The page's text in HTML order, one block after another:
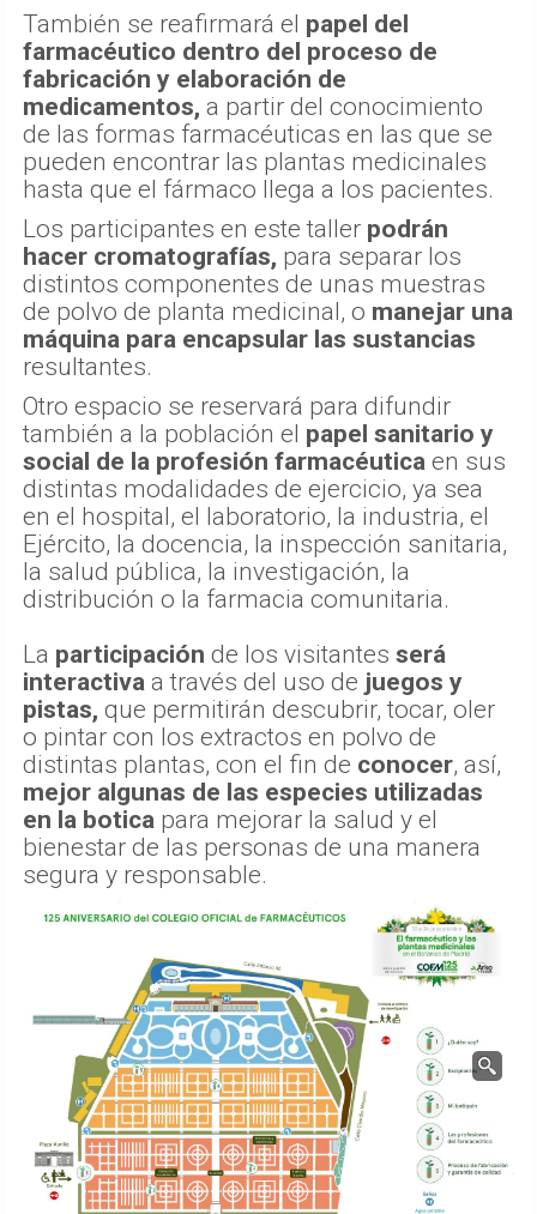
También se reafirmará el papel del
farmacéutico dentro del proceso de
fabricación y elaboración de
medicamentos, a partir del conocimiento
de las formas farmacéuticas en las que se
pueden encontrar las plantas medicinales
hasta que el fármaco llega a los pacientes.
Los participantes en este taller podrán
hacer cromatografías, para separar los
distintos componentes de unas muestras
de polvo de planta medicinal, o manejar una
máquina para encapsular las sustancias
resultantes.
Otro espacio se reservará para difundir
también a la población el papel sanitario y
social de la profesión farmacéutica en sus
distintas modalidades de ejercicio, ya sea
en el hospital, el laboratorio, la industria, el
Ejército, la docencia, la inspección sanitaria,
la salud pública, la investigación, la
distribución o la farmacia comunitaria.
La participación de los visitantes será
interactiva a través del uso de juegos y
pistas, que permitirán descubrir, tocar, oler
o pintar con los extractos en polvo de
distintas plantas, con el fin de conocer, así,
mejor algunas de las especies utilizadas
en la botica para mejorar la salud y el
bienestar de las personas de una manera
segura y responsable.